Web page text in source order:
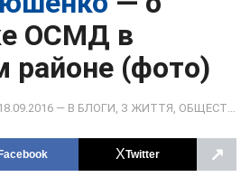
ОСМД в
районе (фото)
— В БЛОГИ З ЖИТТЯ ОБЩЕСТВО
Twitter ↗